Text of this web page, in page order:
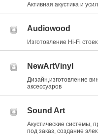
Активная акустика и
Audiowood
Изготовление Hi-Fi
NewArtVinyl
Дизайн,изготовление
аксессуаров
Sound Art
Акустические системы,
под заказ, создание